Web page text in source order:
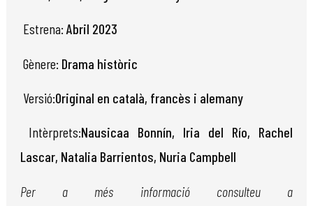
Estrena: Abril 2023
Gènere: Drama històric
Versió:Original en català, francès i alemany
Intèrprets:Nausicaa Bonnín, Iria del Río, Rachel
Lascar, Natalia Barrientos, Nuria Campbell
Per a més informació consulteu a